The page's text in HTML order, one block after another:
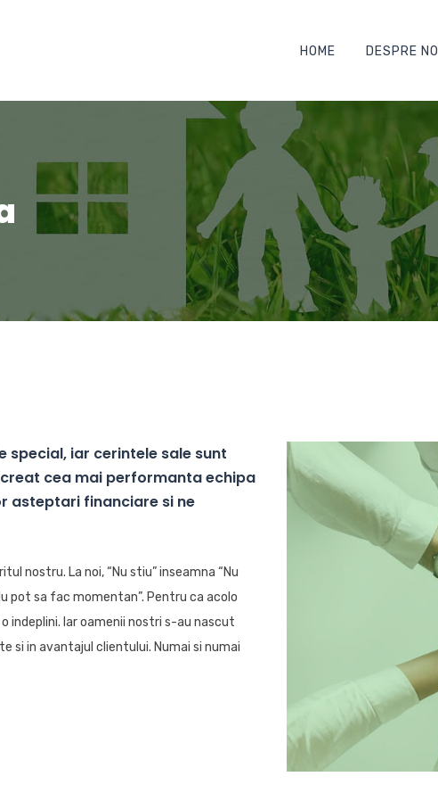
HOME DESPRE NOI
special, iar cerintele sale sunt
cea mai performanta echipa
asteptari financiare si ne
nostru. La noi, “Nu stiu” inseamna “Nu
pot sa fac momentan”. Pentru ca acolo
indeplini. Iar oamenii nostri s-au nascut
si in avantajul clientului. Numai si numai